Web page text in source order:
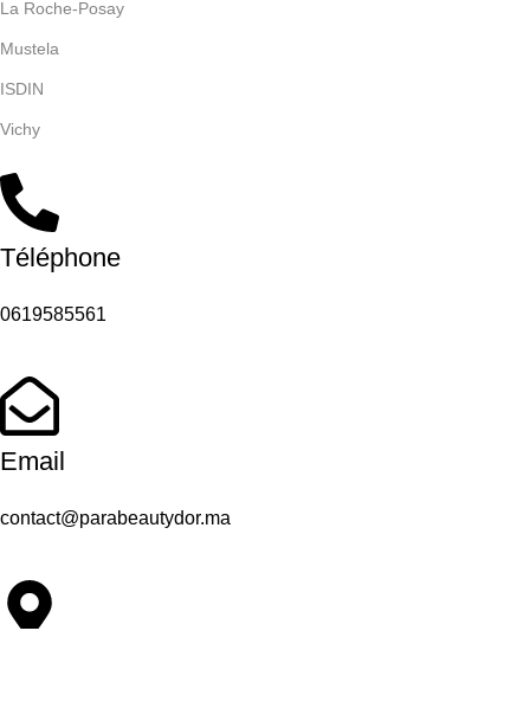
La Roche-Posay
Mustela
ISDIN
Vichy
Téléphone
0619585561
Email
contact@parabeautydor.ma